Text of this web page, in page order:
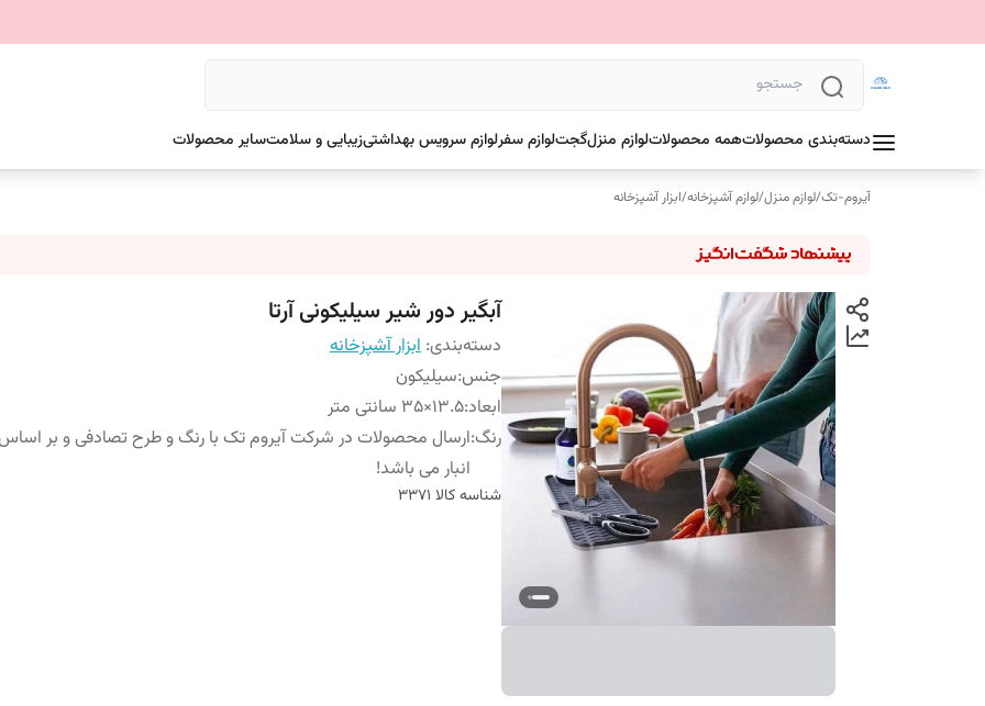
دسته‌بندی محصولاتهمه محصولاتلوازم منزلگجتلوازم سفرلوازم سرویس بهداشتیزیبایی و سلامتسایر محصولات
آیروم-تک/لوازم منزل/لوازم آشپزخانه/ابزار آشپزخانه
آبگیر دور شیر سیلیکونی آرتا
دسته‌بندی: ابزار آشپزخانه
جنس:سیلیکون
ابعاد:13.5×35 سانتی متر
رنگ:ارسال محصولات در شرکت آیروم تک با رنگ و طرح تصادفی و بر
انبار می باشد!
شناسه کالا 3371